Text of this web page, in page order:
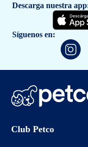
Descarga nuestra
Síguenos en:
Club Petco
Iniciar sesión